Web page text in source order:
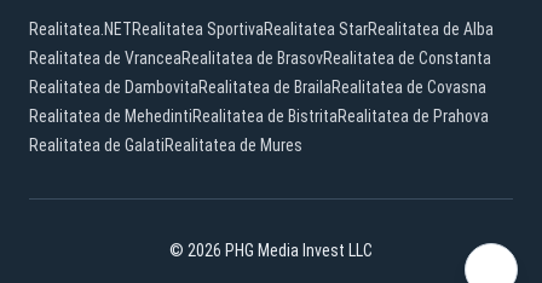
Realitatea.NETRealitatea SportivaRealitatea StarRealitatea de Alba
Realitatea de VranceaRealitatea de BrasovRealitatea de Constanta
Realitatea de DambovitaRealitatea de BrailaRealitatea de Covasna
Realitatea de MehedintiRealitatea de BistritaRealitatea de Prahova
Realitatea de GalatiRealitatea de Mures
© 2026 PHG Media Invest LLC